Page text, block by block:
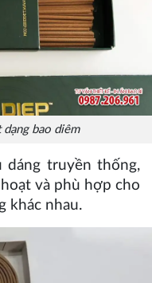
bao diêm
dáng truyền thống,
và phù hợp cho
khác nhau.